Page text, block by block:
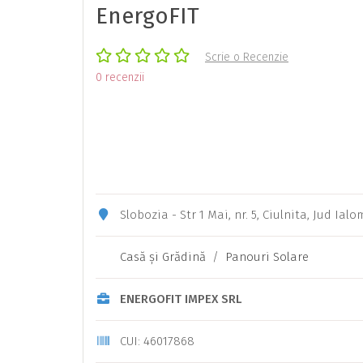
EnergoFIT
Scrie o Recenzie
0 recenzii
Slobozia - Str 1 Mai, nr. 5, Ciulnita, Jud
Casă şi Grădină / Panouri Solare
ENERGOFIT IMPEX SRL
CUI: 46017868